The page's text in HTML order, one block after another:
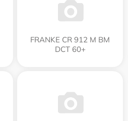
FRANKE CR 912 M BM
DCT 60+